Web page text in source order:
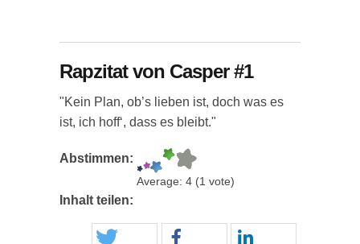
Rapzitat von Casper #1
"Kein Plan, ob’s lieben ist, doch was es
ist, ich hoff‘, dass es bleibt."
Abstimmen:
Average: 4 (1 vote)
Inhalt teilen: